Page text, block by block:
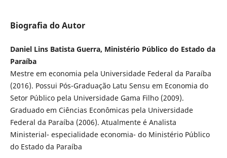
Biografia do Autor
Daniel Lins Batista Guerra, Ministério Público do Estado da
Paraíba
Mestre em economia pela Universidade Federal da Paraíba
(2016). Possui Pós-Graduação Latu Sensu em Economia do
Setor Público pela Universidade Gama Filho (2009).
Graduado em Ciências Econômicas pela Universidade
Federal da Paraíba (2006). Atualmente é Analista
Ministerial- especialidade economia- do Ministério Público
do Estado da Paraíba